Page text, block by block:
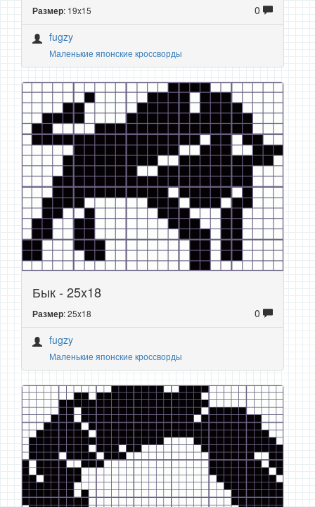
Размер: 19x15
0
fugzy
Маленькие японские кроссворды
Бык - 25x18
Размер: 25x18
0
fugzy
Маленькие японские кроссворды